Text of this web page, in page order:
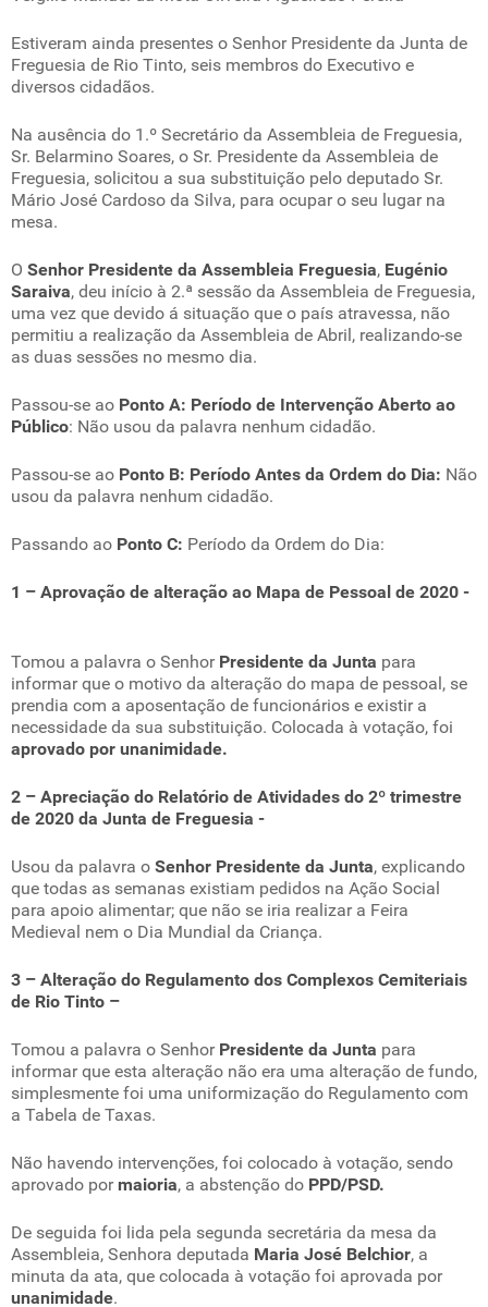
Estiveram ainda presentes o Senhor Presidente da Junta de
Freguesia de Rio Tinto, seis membros do Executivo e
diversos cidadãos.
Na ausência do 1.º Secretário da Assembleia de Freguesia,
Sr. Belarmino Soares, o Sr. Presidente da Assembleia de
Freguesia, solicitou a sua substituição pelo deputado Sr.
Mário José Cardoso da Silva, para ocupar o seu lugar na
mesa.
O Senhor Presidente da Assembleia Freguesia, Eugénio
Saraiva, deu início à 2.ª sessão da Assembleia de Freguesia,
uma vez que devido á situação que o país atravessa, não
permitiu a realização da Assembleia de Abril, realizando-se
as duas sessões no mesmo dia.
Passou-se ao Ponto A: Período de Intervenção Aberto ao
Público: Não usou da palavra nenhum cidadão.
Passou-se ao Ponto B: Período Antes da Ordem do Dia: Não
usou da palavra nenhum cidadão.
Passando ao Ponto C: Período da Ordem do Dia:
1 – Aprovação de alteração ao Mapa de Pessoal de 2020 -
Tomou a palavra o Senhor Presidente da Junta para
informar que o motivo da alteração do mapa de pessoal, se
prendia com a aposentação de funcionários e existir a
necessidade da sua substituição. Colocada à votação, foi
aprovado por unanimidade.
2 – Apreciação do Relatório de Atividades do 2º trimestre
de 2020 da Junta de Freguesia -
Usou da palavra o Senhor Presidente da Junta, explicando
que todas as semanas existiam pedidos na Ação Social
para apoio alimentar; que não se iria realizar a Feira
Medieval nem o Dia Mundial da Criança.
3 – Alteração do Regulamento dos Complexos Cemiteriais
de Rio Tinto –
Tomou a palavra o Senhor Presidente da Junta para
informar que esta alteração não era uma alteração de fundo,
simplesmente foi uma uniformização do Regulamento com
a Tabela de Taxas.
Não havendo intervenções, foi colocado à votação, sendo
aprovado por maioria, a abstenção do PPD/PSD.
De seguida foi lida pela segunda secretária da mesa da
Assembleia, Senhora deputada Maria José Belchior, a
minuta da ata, que colocada à votação foi aprovada por
unanimidade.